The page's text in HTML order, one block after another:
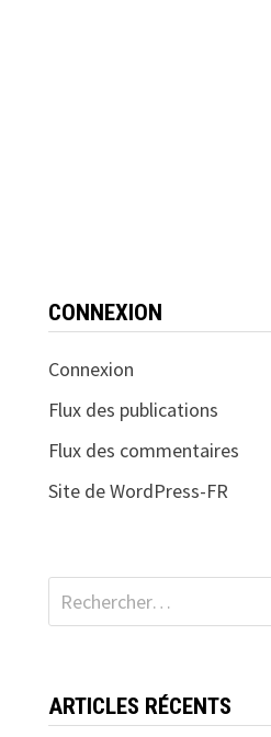
CONNEXION
Connexion
Flux des publications
Flux des commentaires
Site de WordPress-FR
Rechercher :
ARTICLES RÉCENTS